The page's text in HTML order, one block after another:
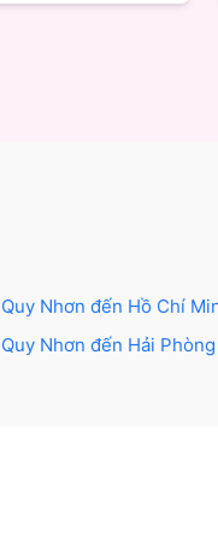
Quy Nhơn đến Hồ Chí
Quy Nhơn đến Hải Phòng